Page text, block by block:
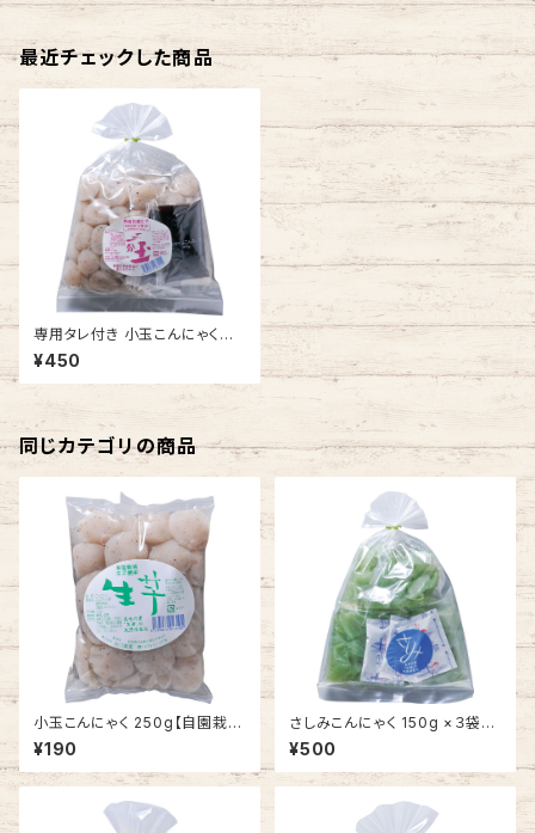
最近チェックした商品
専用タレ付き 小玉こんにゃくセッ
ト 250g×2【自園栽培 生芋こ
んにゃく 三分玉】
¥450
同じカテゴリの商品
小玉こんにゃく 250g【自園栽
培 生芋こんにゃく】
¥190
さしみこんにゃく 150g ×３袋
(おさしみ醤油＆酢みそ付き)
【自園栽培 生芋こんにゃく】
¥500